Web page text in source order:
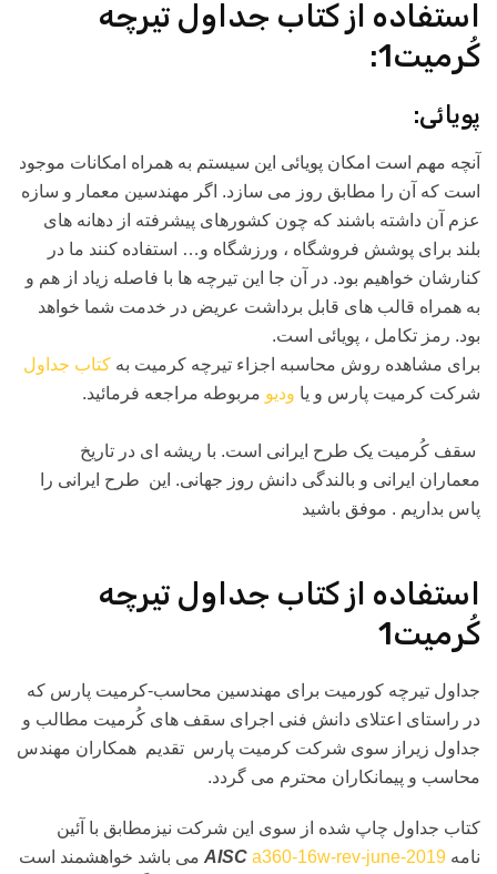
استفاده از کتاب جداول تیرچه
کُرمیت1:
پویائی:
آنچه مهم است امکان پويائی اين سيستم به همراه امکانات موجود
است که آن را مطابق روز می سازد. اگر مهندسين معمار و سازه
عزم آن داشته باشند که چون کشورهای پيشرفته از دهانه های
بلند برای پوشش فروشگاه ، ورزشگاه و… استفاده کنند ما در
کنارشان خواهيم بود. در آن جا اين تيرچه ها با فاصله زياد از هم و
به همراه قالب های قابل برداشت عريض در خدمت شما خواهد
بود. رمز تکامل ، پويائی است.
برای مشاهده روش محاسبه اجزاء تیرچه کرمیت به کتاب جداول
شرکت کرمیت پارس و یا ودیو مربوطه مراجعه فرمائید.
سقف کُرمیت یک طرح ایرانی است. با ریشه ای در تاریخ
معماران ایرانی و بالندگی دانش روز جهانی. این طرح ایرانی را
پاس بداریم . موفق باشید
استفاده از کتاب جداول تیرچه
کُرمیت1
جداول تیرچه کورمیت برای مهندسین محاسب-کرمیت پارس که
در راستای اعتلای دانش فنی اجرای سقف های کُرمیت مطالب و
جداول زیراز سوی شرکت کرمیت پارس تقدیم همکاران مهندس
محاسب و پیمانکاران محترم می گردد.
کتاب جداول چاپ شده از سوی این شرکت نیزمطابق با آئین
نامه
AISC a360-16w-rev-june-2019
می باشد خواهشمند است